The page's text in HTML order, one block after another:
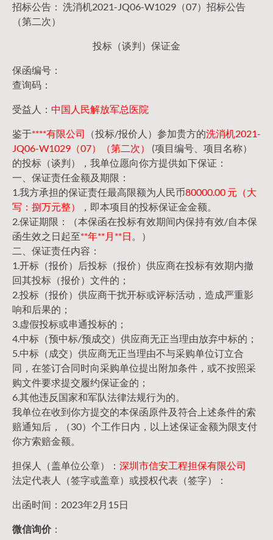
招标公告： 洗消机2021-JQ06-W1029（07）招标公告
（第二次）
投标（谈判）保证金
保函编号：
查询码：
受益人： 中国人民解放军总医院
鉴于****有限公司 （投标/报价人）参加贵方的洗消机2021-
JQ06-W1029（07）（第二次）
(项目编号、项目名称）
的投标（谈判），我单位愿向你方提供如下保证：
一、保证责任金额及期限：
1.我方承担的保证责任最高限额为人民币80000.00 元（大
写：捌万元整）
，即本项目的投标保证金金额。
2.保证期限：（本保函在投标有效期间内保持有效/自本保
函生效之日起至**年**月**日 。）
二、保证责任内容：
1.开标（报价）后投标（报价）供应商在投标有效期内撤
回其投标（报价）文件的；
2.投标（报价）供应商干扰开标或评标活动，造成严重影
响和后果的；
3.虚假投标或串通投标的；
4.中标（预中标/预成交）供应商无正当理由放弃中标的；
5.中标（成交）供应商无正当理由不与采购单位订立合
同，在签订合同时向采购单位提出附加条件，或不按照采
购文件要求提交履约保证金的；
6.其他违反国家和军队法律法规行为的。
我单位在收到你方提交的本保函原件及符合上述条件的索
赔通知后，（30）个工作日内，以上述保证金额为限支付
你方索赔金额。
担保人（盖单位公章）： 深圳市信安工程担保有限公司
法定代表人（签字或盖章）或授权代表（签字）：
出函时间：2023年2月15日
微信询价：